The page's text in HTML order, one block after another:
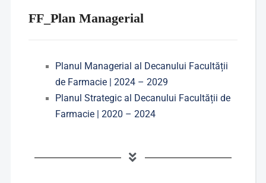
FF_Plan Managerial
Planul Managerial al Decanului Facultății
de Farmacie | 2024 – 2029
Planul Strategic al Decanului Facultății de
Farmacie | 2020 – 2024